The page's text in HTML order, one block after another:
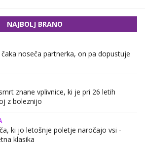
NAJBOLJ BRANO
noseča partnerka, on pa dopustuje
znane vplivnice, ki je pri 26 letih
z boleznijo
ki jo letošnje poletje naročajo vsi -
klasika